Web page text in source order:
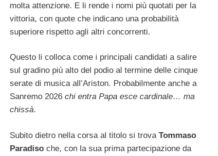
molta attenzione. E li rende i nomi più quotati per la
vittoria, con quote che indicano una probabilità
superiore rispetto agli altri concorrenti.
Questo li colloca come i principali candidati a salire
sul gradino più alto del podio al termine delle cinque
serate di musica all’Ariston. Probabilmente anche a
Sanremo 2026 chi entra Papa esce cardinale… ma
chissà.
Subito dietro nella corsa al titolo si trova Tommaso
Paradiso che, con la sua prima partecipazione da